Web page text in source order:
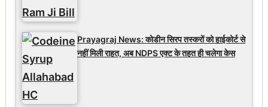
Prayagraj News: कोडीन सिरप तस्करों को हाईकोर्ट से
नहीं मिली राहत, अब NDPS एक्ट के तहत ही चलेगा केस